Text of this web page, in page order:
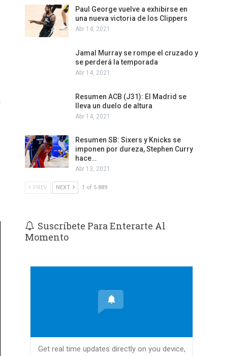
Paul George vuelve a exhibirse en
una nueva victoria de los Clippers
Abr 14, 2021
Jamal Murray se rompe el cruzado y
se perderá la temporada
Abr 14, 2021
Resumen ACB (J31): El Madrid se
lleva un duelo de altura
Abr 14, 2021
Resumen SB: Sixers y Knicks se
imponen por dureza, Stephen Curry
hace…
Abr 13, 2021
PREV NEXT 1 of 5.889
Suscríbete Para Enterarte Al
Momento
Get real time updates directly on you device,